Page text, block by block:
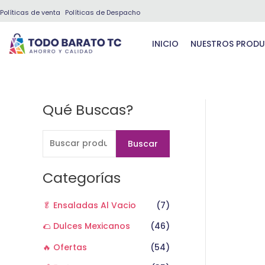
al
contenido
Políticas de venta Políticas de Despacho
INICIO NUESTROS
Qué Buscas?
B
c
a
p
o
Buscar
Categorías
🥬 Ensaladas Al Vacio
(7)
🌮 Dulces Mexicanos
(46)
🔥 Ofertas
(54)